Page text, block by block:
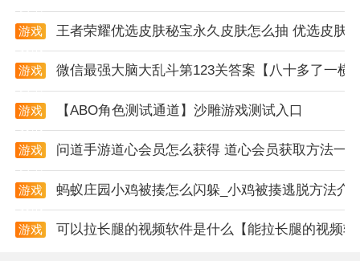
消除、碰撞、融合，拓展出更多乐趣。不肝不氪，轻松
休闲，你要要来一探究竟吗？
游戏亮点
1、实战，快速比赛，拒绝延迟，随时比赛。
2、在两分钟的回合中，每分钟都体验一次终极战斗，
随时随地享受战斗的乐趣。
3、几十个不同功能的球，许多女孩有着独特的个性。
4、卡的体系属性十分强烈，基本上是围绕橙卡建立卡
游戏
王者荣耀优选皮肤秘宝永久皮肤怎么抽 优选皮肤
游戏
微信最强大脑大乱斗第123关答案【八十多了一横
游戏
【ABO角色测试通道】沙雕游戏测试入口
游戏
问道手游道心会员怎么获得 道心会员获取方法一览
游戏
蚂蚁庄园小鸡被揍怎么闪躲_小鸡被揍逃脱方法介
游戏
可以拉长腿的视频软件是什么【能拉长腿的视频